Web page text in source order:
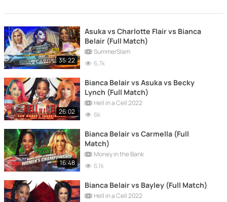
35:22
Asuka vs Charlotte Flair vs Bianca
Belair (Full Match)
SummerSlam
6,7k
26:02
Bianca Belair vs Asuka vs Becky
Lynch (Full Match)
Hell in a Cell 2022
6k
16:48
Bianca Belair vs Carmella (Full
Match)
Money in the Bank
6,1k
Bianca Belair vs Bayley (Full Match)
Hell in a Cell 2022